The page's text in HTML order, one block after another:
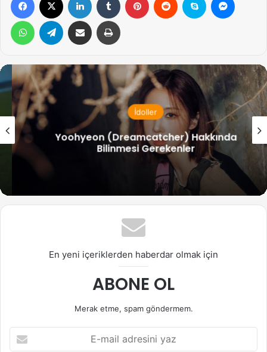
WhatsAppTelegram Email ile gönder Yazdır
İdoller
Yoohyeon (Dreamcatcher) Hakkında
Bilinmesi Gerekenler
En yeni içeriklerden haberdar olmak için
ABONE OL
Merak etme, spam göndermem.
mail